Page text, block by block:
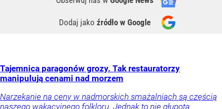
Dodaj jako źródło w Google
Tajemnica paragonów grozy. Tak restauratorzy
manipulują cenami nad morzem
Narzekanie na ceny w nadmorskich smażalniach są częścią
naszego wakacyjnego folkloru. Jednak to nie głupota